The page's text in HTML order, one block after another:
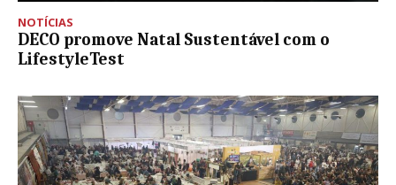
NOTÍCIAS
DECO promove Natal Sustentável com o
LifestyleTest